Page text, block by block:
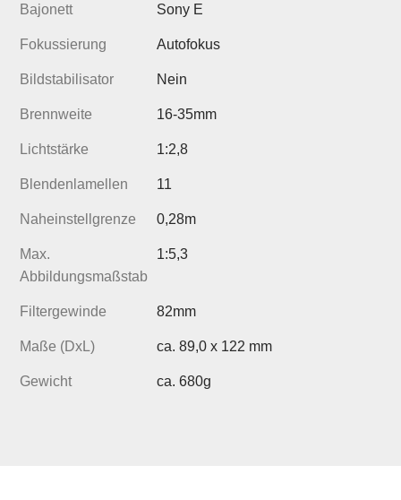
Bajonett Sony E
Fokussierung Autofokus
Bildstabilisator Nein
Brennweite 16-35mm
Lichtstärke 1:2,8
Blendenlamellen 11
Naheinstellgrenze 0,28m
Max.
Abbildungsmaßstab
1:5,3
Filtergewinde 82mm
Maße (DxL) ca. 89,0 x 122 mm
Gewicht ca. 680g